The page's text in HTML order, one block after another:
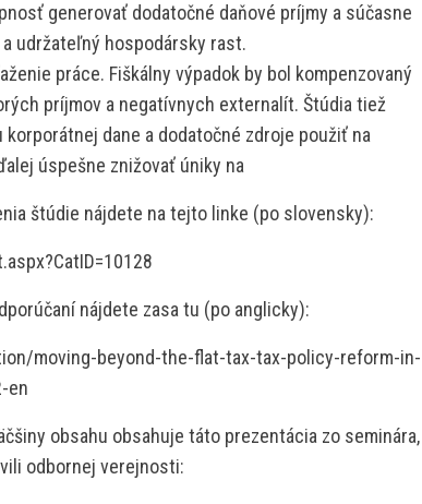
generovať dodatočné daňové príjmy a súčasne
udržateľný hospodársky rast.
práce. Fiškálny výpadok by bol kompenzovaný
príjmov a negatívnych externalít. Štúdia tiež
dane a dodatočné zdroje použiť na
úspešne znižovať úniky na
štúdie nájdete na tejto linke (po slovensky):
nájdete zasa tu (po anglicky):
moving-beyond-the-flat-tax-tax-policy-reform-in-
en
obsahu obsahuje táto prezentácia zo seminára,
odbornej verejnosti: